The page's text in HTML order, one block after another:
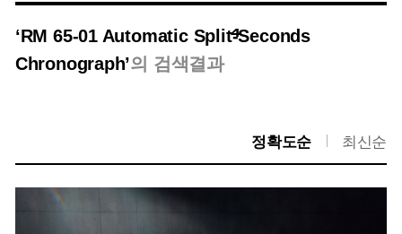
‘RM 65-01 Automatic Split-Seconds
Chronograph’의 검색결과
4
정확도순 최신순